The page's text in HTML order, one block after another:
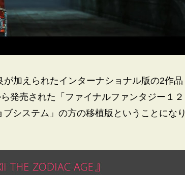
加えられたインターナショナル版の2作品
発売された「ファイナルファンタジー１２
システム」の方の移植版ということになり